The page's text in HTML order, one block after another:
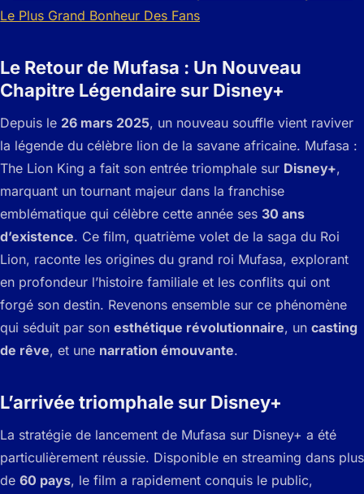
Le Retour de Mufasa : Un Nouveau
Chapitre Légendaire sur Disney+
Depuis le 26 mars 2025, un nouveau souffle vient raviver
la légende du célèbre lion de la savane africaine. Mufasa :
The Lion King a fait son entrée triomphale sur Disney+,
marquant un tournant majeur dans la franchise
emblématique qui célèbre cette année ses 30 ans
d’existence. Ce film, quatrième volet de la saga du Roi
Lion, raconte les origines du grand roi Mufasa, explorant
en profondeur l’histoire familiale et les conflits qui ont
forgé son destin. Revenons ensemble sur ce phénomène
qui séduit par son esthétique révolutionnaire, un casting
de rêve, et une narration émouvante.
L’arrivée triomphale sur Disney+
La stratégie de lancement de Mufasa sur Disney+ a été
particulièrement réussie. Disponible en streaming dans plus
de 60 pays, le film a rapidement conquis le public,